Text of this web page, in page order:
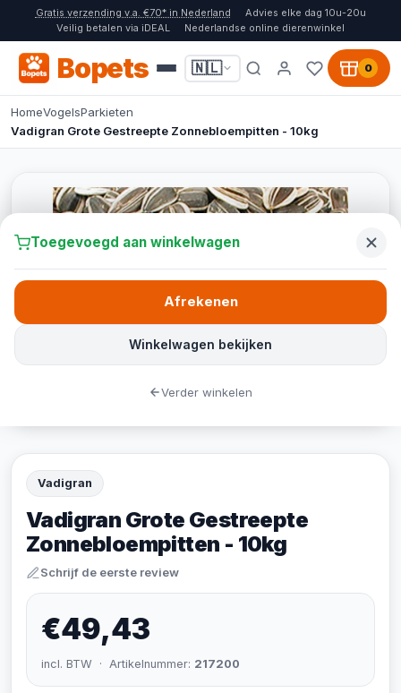
Gratis verzending v.a. €70* in Nederland
Advies elke dag 10u-20u
Veilig betalen via iDEAL
Nederlandse online dierenwinkel
Bopets 🇳🇱 0
HomeVogelsParkieten
Vadigran Grote Gestreepte Zonnebloempitten - 10kg
Vadigran
Vadigran Grote Gestreepte
Zonnebloempitten - 10kg
Schrijf de eerste review
€49,43
incl. BTW · Artikelnummer: 217200
Toegevoegd aan winkelwagen
Winkelwagen bekijken
Afrekenen
Verder winkelen